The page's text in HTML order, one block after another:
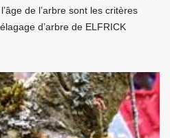
de l’arbre sont les critères
d’arbre de ELFRICK